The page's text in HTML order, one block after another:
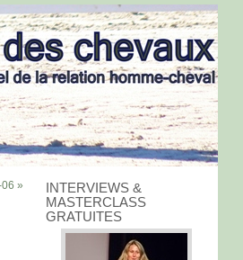
INTERVIEWS &
MASTERCLASS
GRATUITES
»